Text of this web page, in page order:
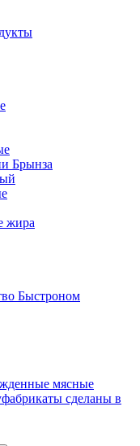
Брынза
жира
Быстроном
мясные
сделаны в